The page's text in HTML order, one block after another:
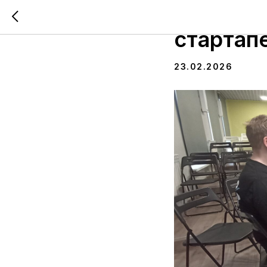
В IT-
23.02.2026